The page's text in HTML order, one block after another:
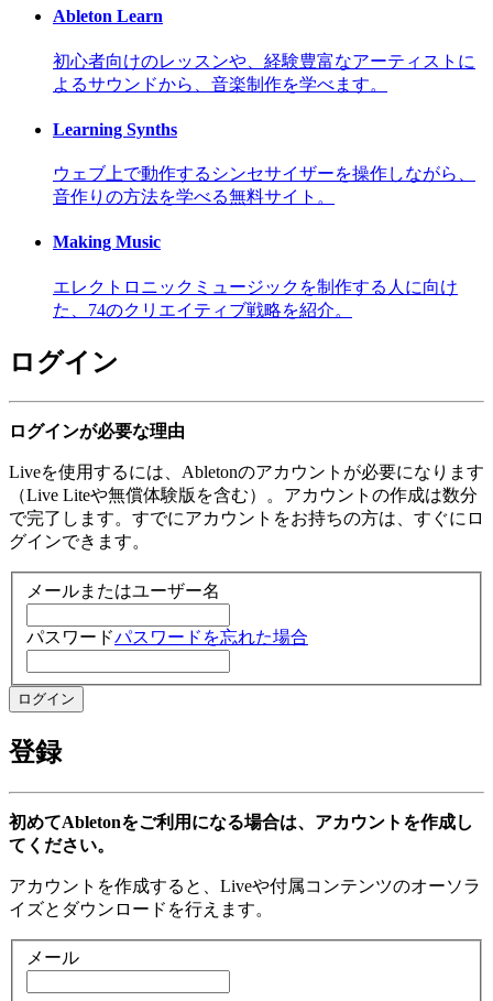
Ableton Learn
初心者向けのレッスンや、経験豊富なアーティストに
よるサウンドから、音楽制作を学べます。
Learning Synths
ウェブ上で動作するシンセサイザーを操作しながら、
音作りの方法を学べる無料サイト。
Making Music
エレクトロニックミュージックを制作する人に向け
た、74のクリエイティブ戦略を紹介。
ログイン
ログインが必要な理由
Liveを使用するには、Abletonのアカウントが必要になります
（Live Liteや無償体験版を含む）。アカウントの作成は数分
で完了します。すでにアカウントをお持ちの方は、すぐにロ
グインできます。
メールまたはユーザー名
パスワードパスワードを忘れた場合
登録
初めてAbletonをご利用になる場合は、アカウントを作成し
てください。
アカウントを作成すると、Liveや付属コンテンツのオーソラ
イズとダウンロードを行えます。
メール